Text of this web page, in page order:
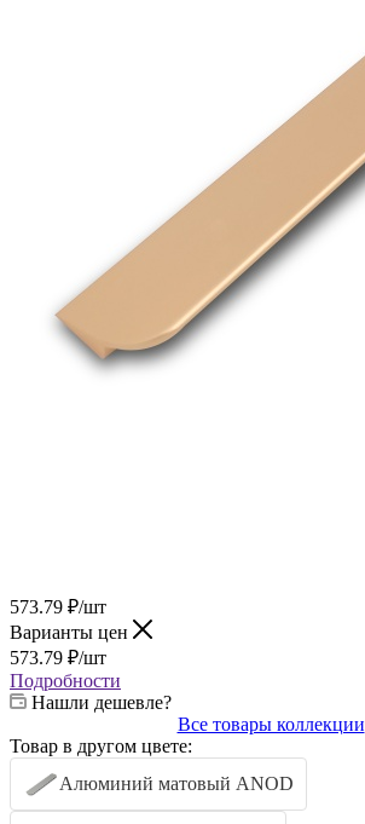
573.79 ₽/шт
Варианты цен
573.79 ₽/шт
Подробности
Нашли дешевле?
Все товары коллекции
Товар в другом цвете:
Алюминий матовый ANOD